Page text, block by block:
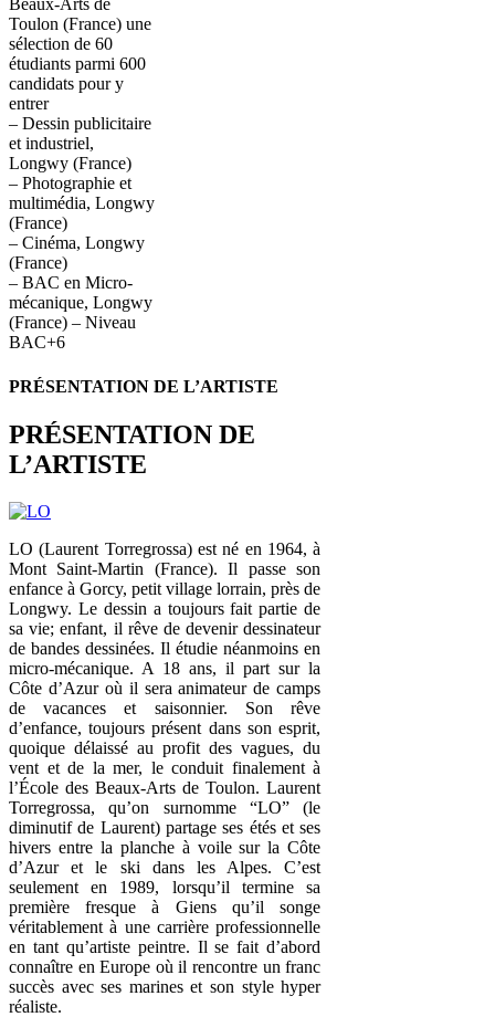
Beaux-Arts de
Toulon (France) une
sélection de 60
étudiants parmi 600
candidats pour y
entrer
– Dessin publicitaire
et industriel,
Longwy (France)
– Photographie et
multimédia, Longwy
(France)
– Cinéma, Longwy
(France)
– BAC en Micro-
mécanique, Longwy
(France) – Niveau
BAC+6
PRÉSENTATION DE L’ARTISTE
PRÉSENTATION DE
L’ARTISTE
LO (Laurent Torregrossa) est né en 1964, à
Mont Saint-Martin (France). Il passe son
enfance à Gorcy, petit village lorrain, près de
Longwy. Le dessin a toujours fait partie de
sa vie; enfant, il rêve de devenir dessinateur
de bandes dessinées. Il étudie néanmoins en
micro-mécanique. A 18 ans, il part sur la
Côte d’Azur où il sera animateur de camps
de vacances et saisonnier. Son rêve
d’enfance, toujours présent dans son esprit,
quoique délaissé au profit des vagues, du
vent et de la mer, le conduit finalement à
l’École des Beaux-Arts de Toulon. Laurent
Torregrossa, qu’on surnomme “LO” (le
diminutif de Laurent) partage ses étés et ses
hivers entre la planche à voile sur la Côte
d’Azur et le ski dans les Alpes. C’est
seulement en 1989, lorsqu’il termine sa
première fresque à Giens qu’il songe
véritablement à une carrière professionnelle
en tant qu’artiste peintre. Il se fait d’abord
connaître en Europe où il rencontre un franc
succès avec ses marines et son style hyper
réaliste.